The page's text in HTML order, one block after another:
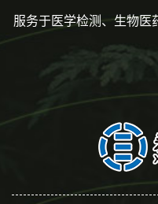
服务于医学检测、生物医